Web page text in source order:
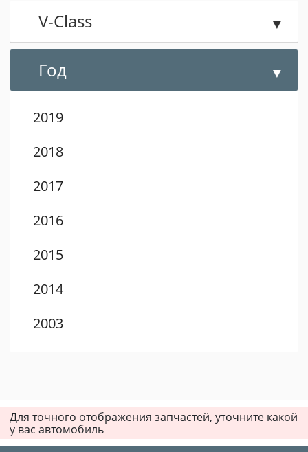
V-Class
Год
2019
2018
2017
2016
2015
2014
2003
2000
Для точного отображения запчастей, уточните какой
у вас автомобиль